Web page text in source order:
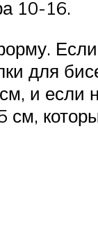
10-16.
Если
для
и если
см,